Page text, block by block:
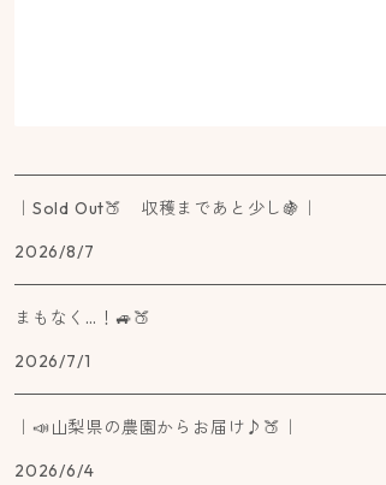
｜Sold Out🍑 収穫まであと少し🍇｜
2026/8/7
まもなく…！🚙🍑
2026/7/1
｜📣山梨県の農園からお届け♪🍑｜
2026/6/4